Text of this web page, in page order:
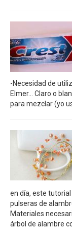
-Necesidad de
Elmer... Claro o
para mezclar (yo
en día, este
pulseras de
Materiales
árbol de alambre